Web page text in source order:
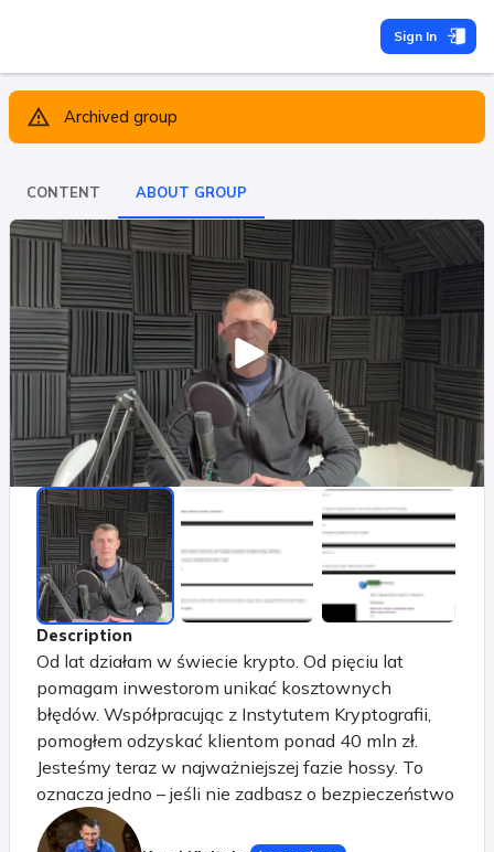
Sign In
Archived group
CONTENT ABOUT GROUP
Description
Od lat działam w świecie krypto. Od pięciu lat
pomagam inwestorom unikać kosztownych
błędów. Współpracując z Instytutem Kryptografii,
pomogłem odzyskać klientom ponad 40 mln zł.
Jesteśmy teraz w najważniejszej fazie hossy. To
oznacza jedno – jeśli nie zadbasz o bezpieczeństwo
swoich środków, możesz je stracić szybciej, niż się
spodziewasz.